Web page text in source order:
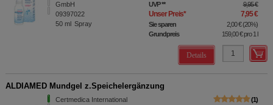
GmbH
09397022
50 ml Spray
UVP** 9,95 €
Unser Preis* 7,95 €
Sie sparen 2,00 €(20%)
Grundpreis
159,00 €pro 1 l
Details
ALDIAMED Mundgel z.Speichelergänzung
Certmedica International
1